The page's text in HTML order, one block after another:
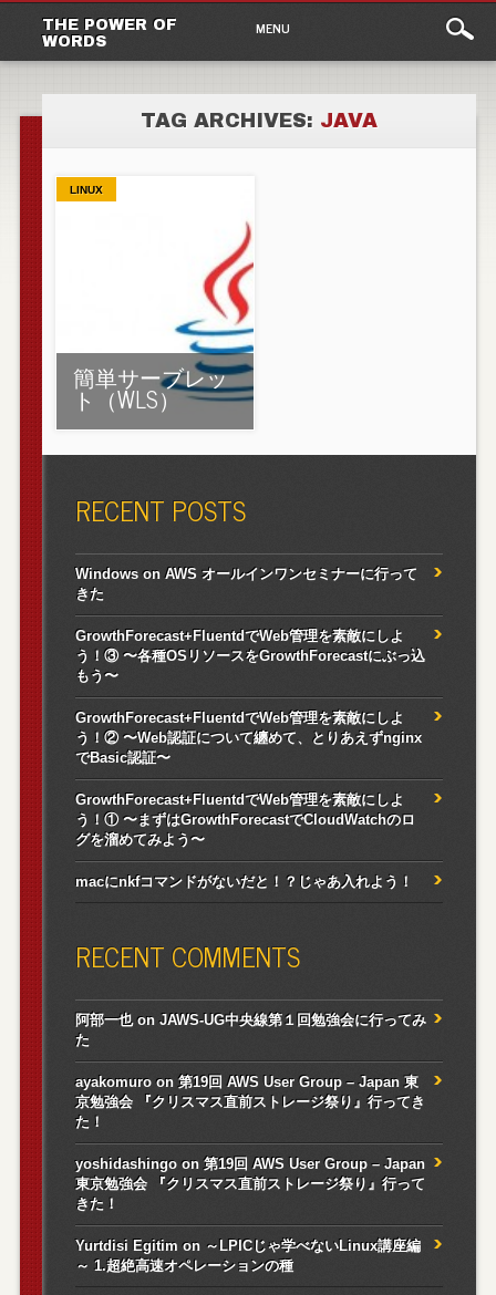
THE POWER OF
WORDS
Main
menu
MENU
TAG ARCHIVES: JAVA
LINUX
簡単サーブレッ
ト（WLS）
RECENT POSTS
Windows on AWS オールインワンセミナーに行って
きた
GrowthForecast+FluentdでWeb管理を素敵にしよ
う！③ 〜各種OSリソースをGrowthForecastにぶっ込
もう〜
GrowthForecast+FluentdでWeb管理を素敵にしよ
う！② 〜Web認証について纏めて、とりあえずnginx
でBasic認証〜
GrowthForecast+FluentdでWeb管理を素敵にしよ
う！① 〜まずはGrowthForecastでCloudWatchのロ
グを溜めてみよう〜
macにnkfコマンドがないだと！？じゃあ入れよう！
RECENT COMMENTS
阿部一也onJAWS-UG中央線第１回勉強会に行ってみ
た
ayakomuroon第19回 AWS User Group – Japan 東
京勉強会 『クリスマス直前ストレージ祭り』行ってき
た！
yoshidashingoon第19回 AWS User Group – Japan
東京勉強会 『クリスマス直前ストレージ祭り』行って
きた！
Yurtdisi Egitim on ～LPICじゃ学べないLinux講座編
～ 1.超絶高速オペレーションの種